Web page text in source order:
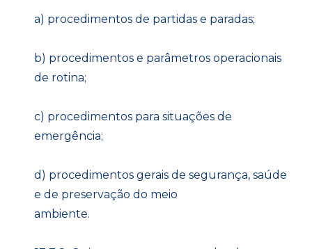
a) procedimentos de partidas e paradas;
b) procedimentos e parâmetros operacionais
de rotina;
c) procedimentos para situações de
emergência;
d) procedimentos gerais de segurança, saúde
e de preservação do meio
ambiente.